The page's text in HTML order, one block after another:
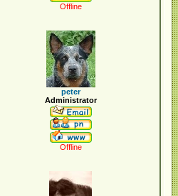
Offline
peter
Administrator
Offline